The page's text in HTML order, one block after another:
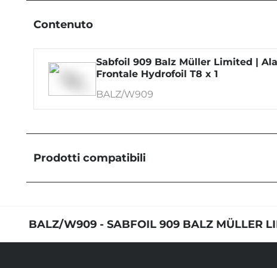
Contenuto
Sabfoil 909 Balz Müller Limited | Ala
Frontale Hydrofoil T8 x 1
BALZ/W909
Prodotti compatibili
F663K
BALZ/W909 - SABFOIL 909 BALZ MÜLLER